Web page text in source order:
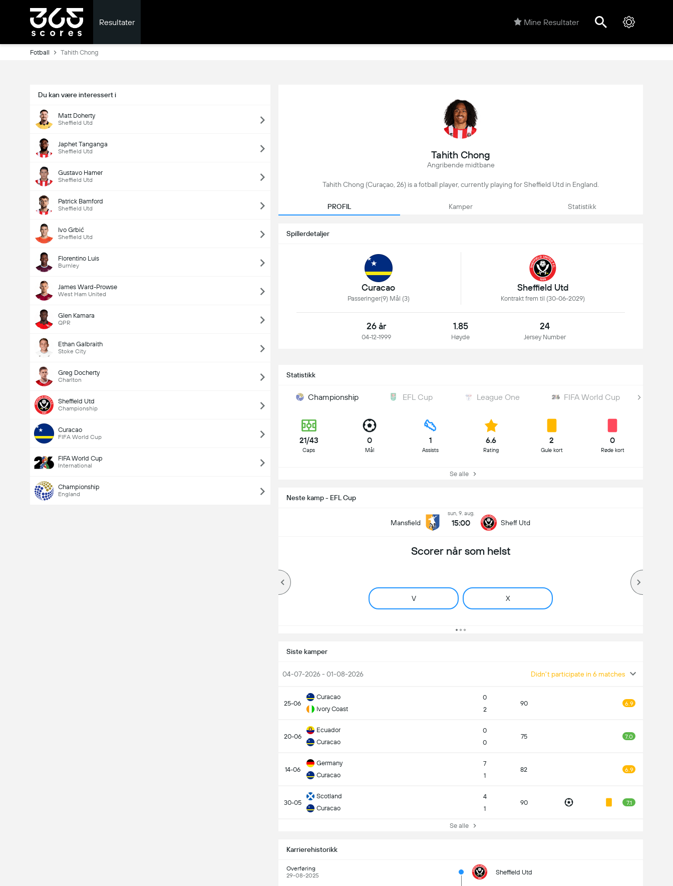
Resultater Mine Resultater
Fotball Tahith Chong
Du kan være interessert i
Matt Doherty
Sheffield Utd
Japhet Tanganga
Sheffield Utd
Gustavo Hamer
Sheffield Utd
Patrick Bamford
Sheffield Utd
Ivo Grbić
Sheffield Utd
Florentino Luis
Burnley
James Ward-Prowse
West Ham United
Glen Kamara
QPR
Ethan Galbraith
Stoke City
Greg Docherty
Charlton
Sheffield Utd
Championship
Curacao
FIFA World Cup
FIFA World Cup
International
Championship
England
Tahith Chong
Angribende midtbane
Tahith Chong (Curaçao, 26) is a fotball player, currently playing for Sheffield Utd in England.
PROFIL Kamper Statistikk
Spillerdetaljer
Curacao
Passeringer(9) Mål (3)
Sheffield Utd
Kontrakt frem til (30-06-2029)
26 år
04-12-1999
1.85
Høyde
24
Jersey Number
Statistikk
Championship EFL Cup League One FIFA World Cup
21/43
Caps
0
Mål
1
Assists
6.6
Rating
2
Gule kort
0
Røde kort
Se alle
Neste kamp - EFL Cup
Mansfield
sun, 9. aug.
15:00 Sheff Utd
Scorer når som helst
V X
Siste kamper
04-07-2026 - 01-08-2026 Didn't participate in 6 matches
25-06
Curacao
Ivory Coast
0
2
90 6.9
20-06
Ecuador
Curacao
0
0
75 7.0
14-06
Germany
Curacao
7
1
82 6.9
30-05
Scotland
Curacao
4
1
90 7.1
Se alle
Karrierehistorikk
Overføring
29-08-2025
Sheffield Utd